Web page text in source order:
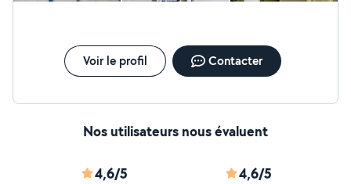
Voir le profil Contacter
Nos utilisateurs nous évaluent
4,6/5 4,6/5